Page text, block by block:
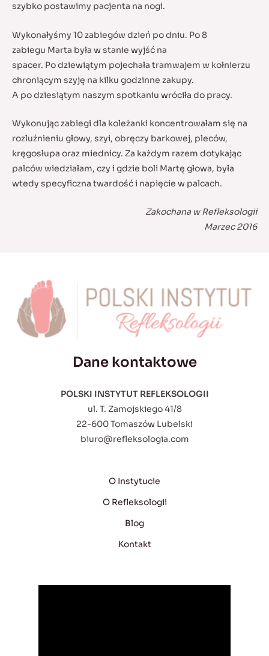
szybko postawimy pacjenta na nogi.
Wykonałyśmy 10 zabiegów dzień po dniu. Po 8
zabiegu Marta była w stanie wyjść na
spacer. Po dziewiątym pojechała tramwajem w kołnierzu
chroniącym szyję na kilku godzinne zakupy.
A po dziesiątym naszym spotkaniu wróciła do pracy.
Wykonując zabiegi dla koleżanki koncentrowałam się na
rozluźnieniu głowy, szyi, obręczy barkowej, pleców,
kręgosłupa oraz miednicy. Za każdym razem dotykając
palców wiedziałam, czy i gdzie boli Martę głowa, była
wtedy specyficzna twardość i napięcie w palcach.
Zakochana w Refleksologii
Marzec 2016
Dane kontaktowe
POLSKI INSTYTUT REFLEKSOLOGII
ul. T. Zamojskiego 41/8
22-600 Tomaszów Lubelski
biuro@refleksologia.com
O Instytucie
O Refleksologii
Blog
Kontakt